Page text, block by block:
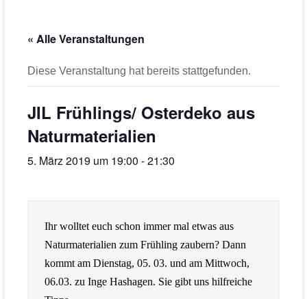
eine
Gesellschaft
« Alle Veranstaltungen
Diese Veranstaltung hat bereits stattgefunden.
JIL Frühlings/ Osterdeko aus
Naturmaterialien
5. März 2019 um 19:00 -21:30
Ihr wolltet euch schon immer mal etwas aus
Naturmaterialien zum Frühling zaubern? Dann
kommt am Dienstag, 05. 03. und am Mittwoch,
06.03. zu Inge Hashagen. Sie gibt uns hilfreiche